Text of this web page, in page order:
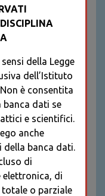
SONO
della Legge
dell’Istituto
è consentita
banca dati se
e scientifici.
anche
banca dati.
di
elettronica, di
o parziale